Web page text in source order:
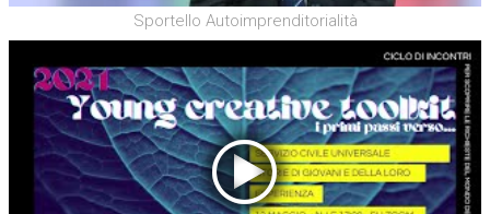
Sportello Autoimprenditorialità